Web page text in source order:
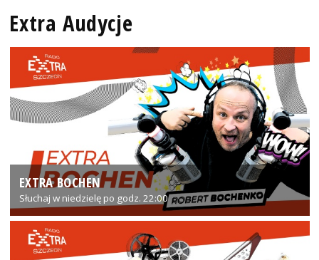
Extra Audycje
EXTRA BOCHEN
Słuchaj w niedzielę po godz. 22:00